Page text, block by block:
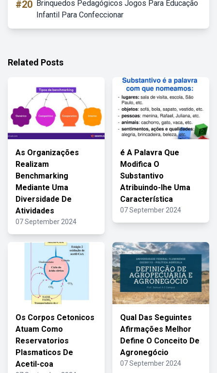
#20 Brinquedos Pedagógicos Jogos Para Educação
Infantil Para Confeccionar
Related Posts
As Organizações
Realizam
Benchmarking
Mediante Uma
Diversidade De
Atividades
07 September 2024
é A Palavra Que
Modifica O
Substantivo
Atribuindo-lhe Uma
Característica
07 September 2024
Os Corpos Cetonicos
Atuam Como
Reservatorios
Plasmaticos De
Acetil-coa
Qual Das Seguintes
Afirmações Melhor
Define O Conceito De
Agronegócio
07 September 2024